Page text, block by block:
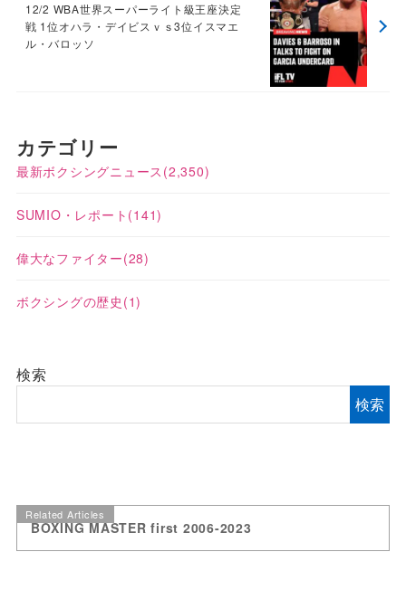
12/2 WBA世界スーパーライト級王座決定
戦 1位オハラ・デイビスｖｓ3位イスマエ
ル・バロッソ
カテゴリー
最新ボクシングニュース (2,350)
SUMIO・レポート (141)
偉大なファイター(28)
ボクシングの歴史 (1)
検索
検索
Related Articles
BOXING MASTER first 2006-2023